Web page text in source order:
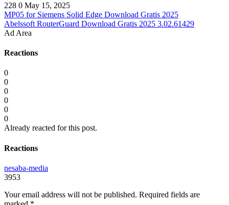
228 0 May 15, 2025
MP05 for Siemens Solid Edge Download Gratis 2025
Abelssoft RouterGuard Download Gratis 2025 3.02.61429
Ad Area
Reactions
0
0
0
0
0
0
Already reacted for this post.
Reactions
nesaba-media
3953
Your email address will not be published. Required fields are